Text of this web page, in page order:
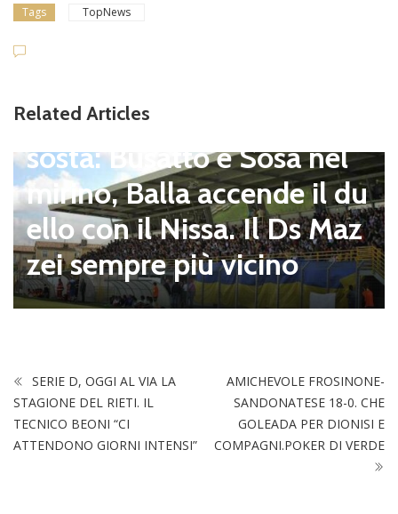
Tags TopNews
Related Articles
pagnano), mercato senza
sosta: Busatto e Sosa nel
mirino, Balla accende il du
ello con il Nissa. Il Ds Maz
zei sempre più vicino
SERIE D, OGGI AL VIA LA
STAGIONE DEL RIETI. IL
TECNICO BEONI “CI
ATTENDONO GIORNI INTENSI”
AMICHEVOLE FROSINONE-
SANDONATESE 18-0. CHE
GOLEADA PER DIONISI E
COMPAGNI.POKER DI VERDE